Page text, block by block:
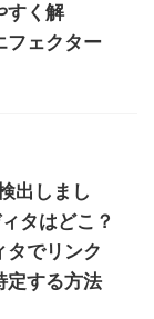
すく解
ェクター
出しまし
タはどこ？
タでリンク
定する方法